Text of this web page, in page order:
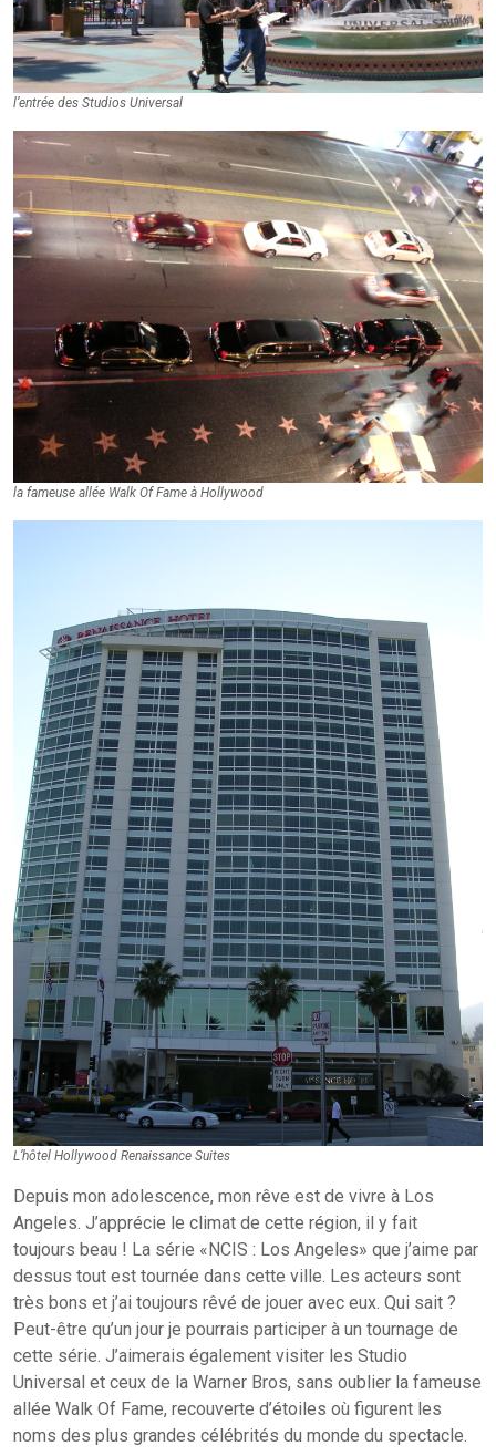
l’entrée des Studios Universal
la fameuse allée Walk Of Fame à Hollywood
L’hôtel Hollywood Renaissance Suites
Depuis mon adolescence, mon rêve est de vivre à Los
Angeles. J’apprécie le climat de cette région, il y fait
toujours beau ! La série «NCIS : Los Angeles» que j’aime par
dessus tout est tournée dans cette ville. Les acteurs sont
très bons et j’ai toujours rêvé de jouer avec eux. Qui sait ?
Peut-être qu’un jour je pourrais participer à un tournage de
cette série. J’aimerais également visiter les Studio
Universal et ceux de la Warner Bros, sans oublier la fameuse
allée Walk Of Fame, recouverte d’étoiles où figurent les
noms des plus grandes célébrités du monde du spectacle.